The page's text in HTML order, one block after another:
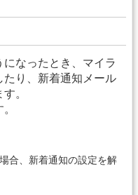
なったとき、マイラ
たり、新着通知メール
。
合、新着通知の設定を解